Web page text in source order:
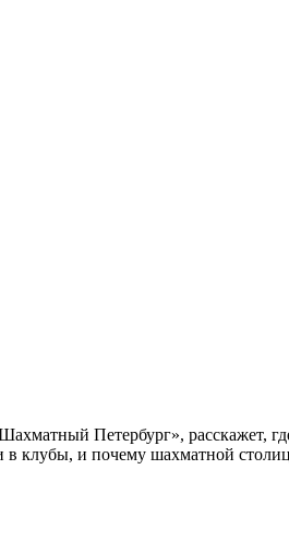
Петербург», расскажет,
в клубы, и почему шахматной